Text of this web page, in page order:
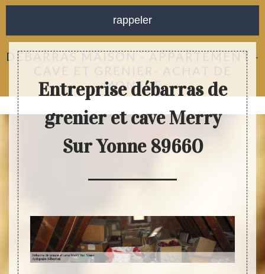
DÉBARRAS MAISON - APPARTEMENT -
CAVE ET GRENIER- ACHAT DE
MONTRE
Entreprise débarras de
grenier et cave Merry
Sur Yonne 89660